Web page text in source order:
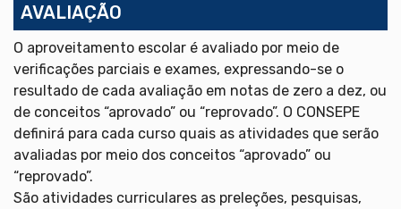
AVALIAÇÃO
O aproveitamento escolar é avaliado por meio de
verificações parciais e exames, expressando-se o
resultado de cada avaliação em notas de zero a dez, ou
de conceitos “aprovado” ou “reprovado”. O CONSEPE
definirá para cada curso quais as atividades que serão
avaliadas por meio dos conceitos “aprovado” ou
“reprovado”.
São atividades curriculares as preleções, pesquisas,